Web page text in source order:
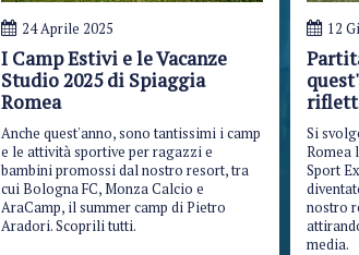
24 Aprile 2025
I Camp Estivi e le Vacanze
Studio 2025 di Spiaggia
Romea
Anche quest'anno, sono tantissimi i camp
e le attività sportive per ragazzi e
bambini promossi dal nostro resort, tra
cui Bologna FC, Monza Calcio e
AraCamp, il summer camp di Pietro
Aradori. Scoprili tutti.
12
Si
Romea
Sport
nostro
media.